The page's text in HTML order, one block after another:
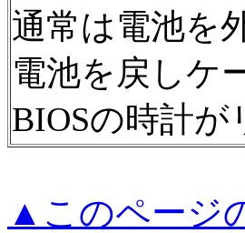
通常は電池を
電池を戻しケ
BIOSの時計
▲このページ